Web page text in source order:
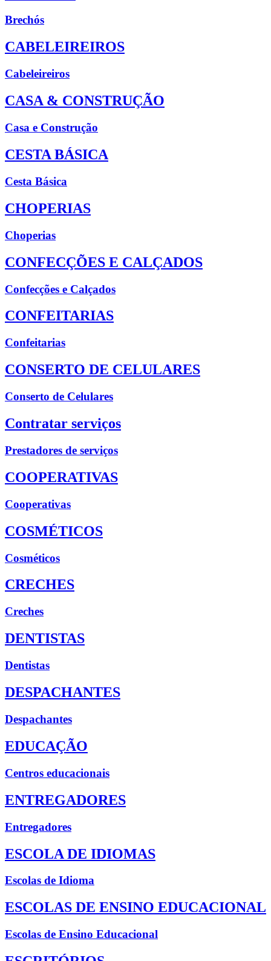
Brechós
CABELEIREIROS
Cabeleireiros
CASA & CONSTRUÇÃO
Casa e Construção
CESTA BÁSICA
Cesta Básica
CHOPERIAS
Choperias
CONFECÇÕES E CALÇADOS
Confecções e Calçados
CONFEITARIAS
Confeitarias
CONSERTO DE CELULARES
Conserto de Celulares
Contratar serviços
Prestadores de serviços
COOPERATIVAS
Cooperativas
COSMÉTICOS
Cosméticos
CRECHES
Creches
DENTISTAS
Dentistas
DESPACHANTES
Despachantes
EDUCAÇÃO
Centros educacionais
ENTREGADORES
Entregadores
ESCOLA DE IDIOMAS
Escolas de Idioma
ESCOLAS DE ENSINO EDUCACIONAL
Escolas de Ensino Educacional